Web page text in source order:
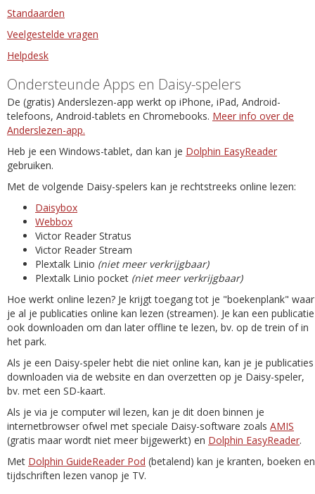
Standaarden
Veelgestelde vragen
Helpdesk
Ondersteunde Apps en Daisy-spelers
De (gratis) Anderslezen-app werkt op iPhone, iPad, Android-
telefoons, Android-tablets en Chromebooks. Meer info over de
Anderslezen-app.
Heb je een Windows-tablet, dan kan je Dolphin EasyReader
gebruiken.
Met de volgende Daisy-spelers kan je rechtstreeks online lezen:
Daisybox
Webbox
Victor Reader Stratus
Victor Reader Stream
Plextalk Linio (niet meer verkrijgbaar)
Plextalk Linio pocket (niet meer verkrijgbaar)
Hoe werkt online lezen? Je krijgt toegang tot je "boekenplank" waar
je al je publicaties online kan lezen (streamen). Je kan een publicatie
ook downloaden om dan later offline te lezen, bv. op de trein of in
het park.
Als je een Daisy-speler hebt die niet online kan, kan je je publicaties
downloaden via de website en dan overzetten op je Daisy-speler,
bv. met een SD-kaart.
Als je via je computer wil lezen, kan je dit doen binnen je
internetbrowser ofwel met speciale Daisy-software zoals AMIS
(gratis maar wordt niet meer bijgewerkt) en Dolphin EasyReader.
Met Dolphin GuideReader Pod (betalend) kan je kranten, boeken en
tijdschriften lezen vanop je TV.